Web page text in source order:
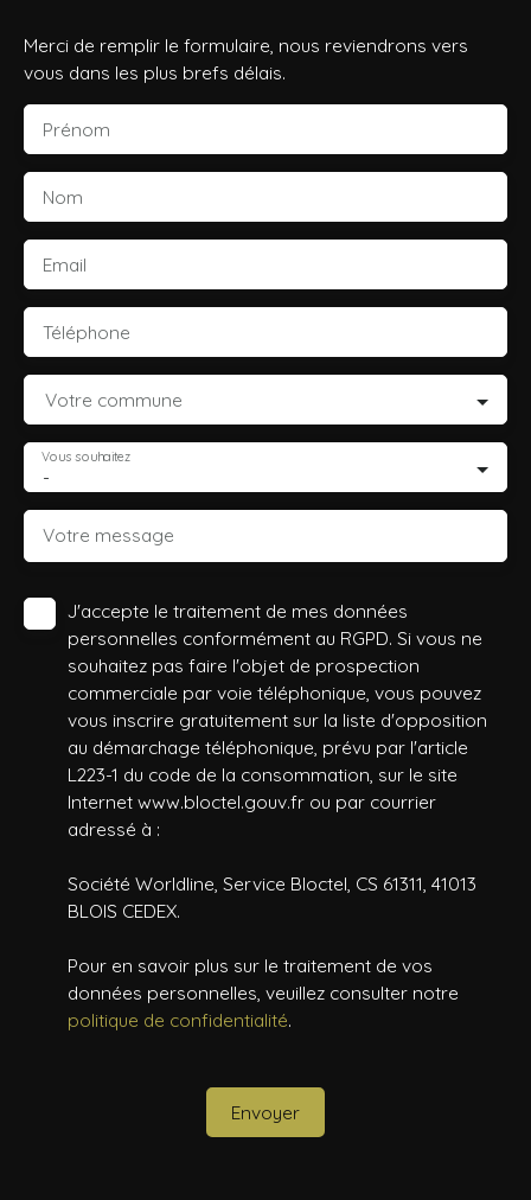
Merci de remplir le formulaire, nous reviendrons vers
vous dans les plus brefs délais.
Prénom
Nom
Email
Téléphone
Votre commune
-
Vous souhaitez
Votre message
J'accepte le traitement de mes données
personnelles conformément au RGPD. Si vous ne
souhaitez pas faire l'objet de prospection
commerciale par voie téléphonique, vous pouvez
vous inscrire gratuitement sur la liste d'opposition
au démarchage téléphonique, prévu par l'article
L223-1 du code de la consommation, sur le site
Internet www.bloctel.gouv.fr ou par courrier
adressé à :
Société Worldline, Service Bloctel, CS 61311, 41013
BLOIS CEDEX.
Pour en savoir plus sur le traitement de vos
données personnelles, veuillez consulter notre
politique de confidentialité.
Envoyer